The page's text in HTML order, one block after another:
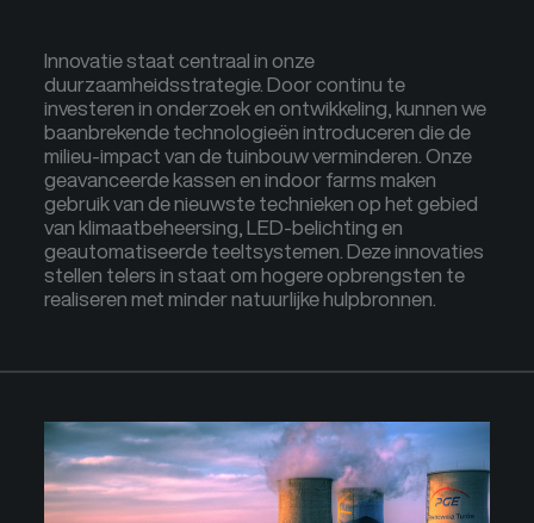
Innovatie staat centraal in onze
duurzaamheidsstrategie. Door continu te
investeren in onderzoek en ontwikkeling, kunnen we
baanbrekende technologieën introduceren die de
milieu-impact van de tuinbouw verminderen. Onze
geavanceerde kassen en indoor farms maken
gebruik van de nieuwste technieken op het gebied
van klimaatbeheersing, LED-belichting en
geautomatiseerde teeltsystemen. Deze innovaties
stellen telers in staat om hogere opbrengsten te
realiseren met minder natuurlijke hulpbronnen.